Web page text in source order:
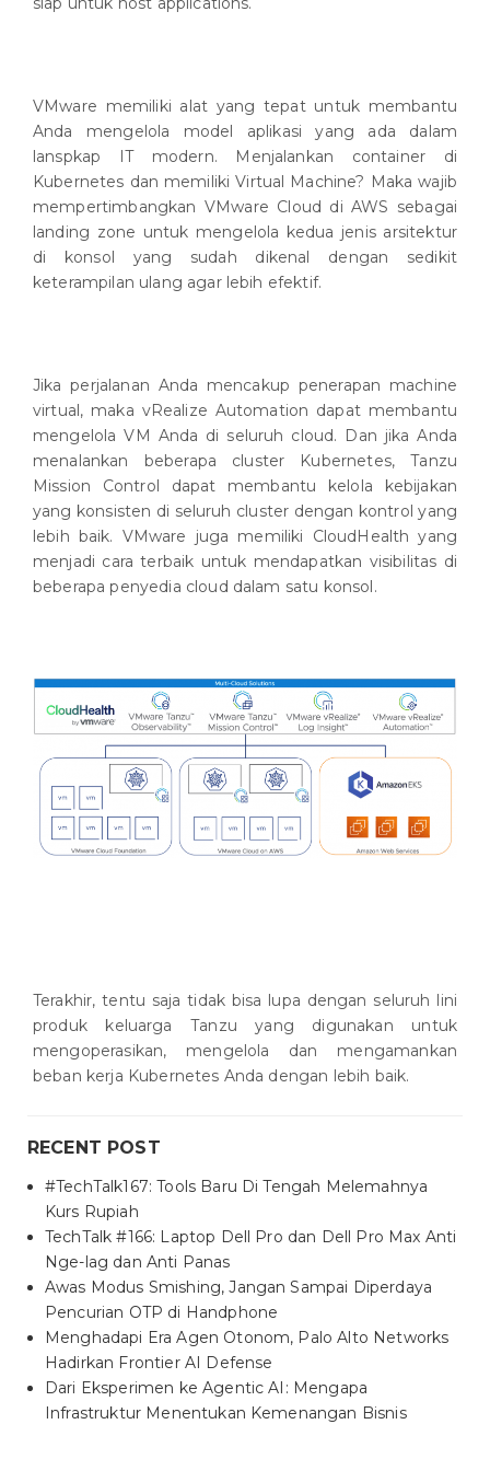
VMware memiliki alat yang tepat untuk membantu
Anda mengelola model aplikasi yang ada dalam
lanspkap IT modern. Menjalankan container di
Kubernetes dan memiliki Virtual Machine? Maka wajib
mempertimbangkan VMware Cloud di AWS sebagai
landing zone untuk mengelola kedua jenis arsitektur
di konsol yang sudah dikenal dengan sedikit
keterampilan ulang agar lebih efektif.
Jika perjalanan Anda mencakup penerapan machine
virtual, maka vRealize Automation dapat membantu
mengelola VM Anda di seluruh cloud. Dan jika Anda
menalankan beberapa cluster Kubernetes, Tanzu
Mission Control dapat membantu kelola kebijakan
yang konsisten di seluruh cluster dengan kontrol yang
lebih baik. VMware juga memiliki CloudHealth yang
menjadi cara terbaik untuk mendapatkan visibilitas di
beberapa penyedia cloud dalam satu konsol.
Terakhir, tentu saja tidak bisa lupa dengan seluruh lini
produk keluarga Tanzu yang digunakan untuk
mengoperasikan, mengelola dan mengamankan
beban kerja Kubernetes Anda dengan lebih baik.
RECENT POST
#TechTalk167: Tools Baru Di Tengah Melemahnya
Kurs Rupiah
TechTalk #166: Laptop Dell Pro dan Dell Pro Max Anti
Nge-lag dan Anti Panas
Awas Modus Smishing, Jangan Sampai Diperdaya
Pencurian OTP di Handphone
Menghadapi Era Agen Otonom, Palo Alto Networks
Hadirkan Frontier AI Defense
Dari Eksperimen ke Agentic AI: Mengapa
Infrastruktur Menentukan Kemenangan Bisnis